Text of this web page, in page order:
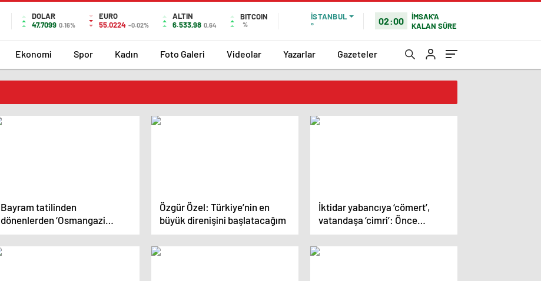
DOLAR
47,7099 0.16%
EURO
55,0224 -0.02%
ALTIN
6.533,98 0,64
BITCOIN
%
İSTANBUL
°
02:00
İMSAK'A
KALAN SÜRE
Ekonomi Spor Kadın Foto Galeri Videolar Yazarlar Gazeteler
Bayram tatilinden
dönenlerden ‘Osmangazi
Köprüsü’ isyanı
Özgür Özel: Türkiye’nin en
büyük direnişini başlatacağım
İktidar yabancıya ‘cömert’,
vatandaşa ‘cimri’: Önce
buradaki açları doyurun